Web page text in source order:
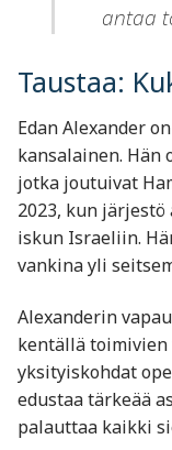
antaa
Taustaa:
Edan Alexander
kansalainen. Hän
jotka joutuivat
2023, kun
iskun Israeliin.
vankina yli
Alexanderin
kentällä
yksityiskohdat
edustaa tärkeää
palauttaa kaikki